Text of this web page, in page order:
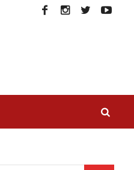
EN CARTAGENA POR ABUSO